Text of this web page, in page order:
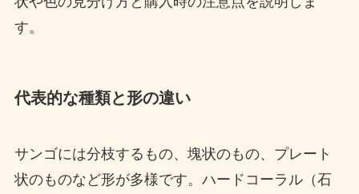
す。
代表的な種類と形の違い
サンゴには分枝するもの、塊状のもの、プレート
状のものなど形が多様です。ハードコーラル（石